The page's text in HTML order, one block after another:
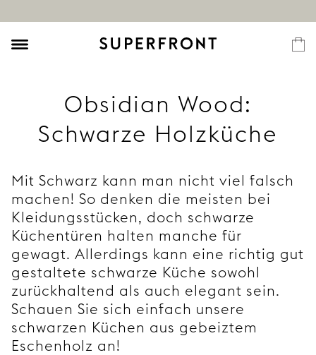
Obsidian Wood:
Schwarze Holzküche
Mit Schwarz kann man nicht viel falsch
machen! So denken die meisten bei
Kleidungsstücken, doch schwarze
Küchentüren halten manche für
gewagt. Allerdings kann eine richtig gut
gestaltete schwarze Küche sowohl
zurückhaltend als auch elegant sein.
Schauen Sie sich einfach unsere
schwarzen Küchen aus gebeiztem
Eschenholz an!